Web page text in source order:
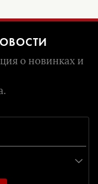
о новинках и